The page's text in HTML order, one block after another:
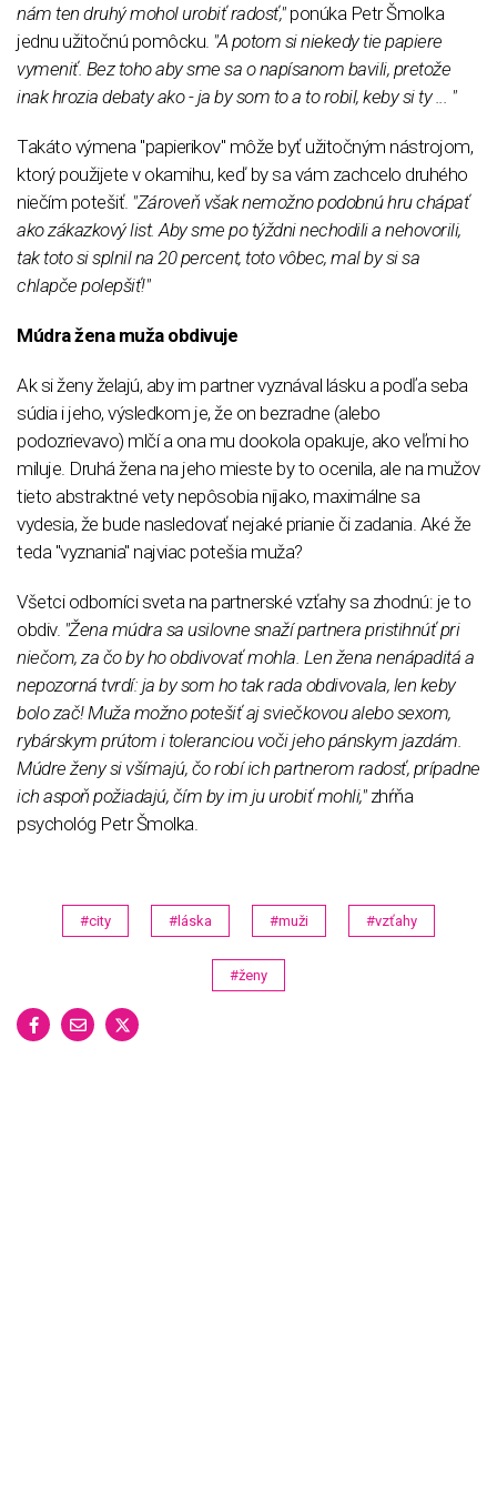
nám ten druhý mohol urobiť radosť,"ponúka Petr Šmolka
jednu užitočnú pomôcku. "A potom si niekedy tie papiere
vymeniť. Bez toho aby sme sa o napísanom bavili, pretože
inak hrozia debaty ako - ja by som to a to robil, keby si ty ... "
Takáto výmena "papierikov" môže byť užitočným nástrojom,
ktorý použijete v okamihu, keď by sa vám zachcelo druhého
niečím potešiť. "Zároveň však nemožno podobnú hru chápať
ako zákazkový list. Aby sme po týždni nechodili a nehovorili,
tak toto si splnil na 20 percent, toto vôbec, mal by si sa
chlapče polepšiť!"
Múdra žena muža obdivuje
Ak si ženy želajú, aby im partner vyznával lásku a podľa seba
súdia i jeho, výsledkom je, že on bezradne (alebo
podozrievavo) mlčí a ona mu dookola opakuje, ako veľmi ho
miluje. Druhá žena na jeho mieste by to ocenila, ale na mužov
tieto abstraktné vety nepôsobia nijako, maximálne sa
vydesia, že bude nasledovať nejaké prianie či zadania. Aké že
teda "vyznania" najviac potešia muža?
Všetci odborníci sveta na partnerské vzťahy sa zhodnú: je to
obdiv. "Žena múdra sa usilovne snaží partnera pristihnúť pri
niečom, za čo by ho obdivovať mohla. Len žena nenápaditá a
nepozorná tvrdí: ja by som ho tak rada obdivovala, len keby
bolo zač! Muža možno potešiť aj sviečkovou alebo sexom,
rybárskym prútom i toleranciou voči jeho pánskym jazdám.
Múdre ženy si všímajú, čo robí ich partnerom radosť, prípadne
ich aspoň požiadajú, čím by im ju urobiť mohli,"zhŕňa
psychológ Petr Šmolka.
#city #láska #muži #vzťahy
#ženy